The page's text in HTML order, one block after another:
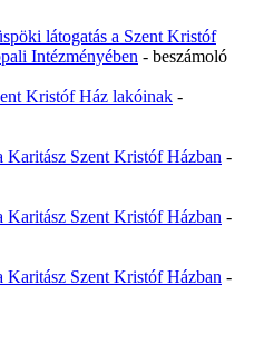
látogatás a Szent Kristóf
Intézményében - beszámoló
Kristóf Ház lakóinak -
Karitász Szent Kristóf Házban -
Karitász Szent Kristóf Házban -
Karitász Szent Kristóf Házban -